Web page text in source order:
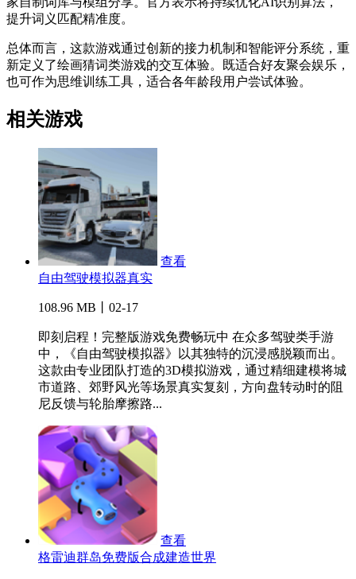
提升词义匹配精准度。
总体而言，这款游戏通过创新的接力机制和智能评分系统，重
新定义了绘画猜词类游戏的交互体验。既适合好友聚会娱乐，
也可作为思维训练工具，适合各年龄段用户尝试体验。
相关游戏
查看
自由驾驶模拟器真实
108.96 MB丨02-17
即刻启程！完整版游戏免费畅玩中 在众多驾驶类手游
中，《自由驾驶模拟器》以其独特的沉浸感脱颖而出。
这款由专业团队打造的3D模拟游戏，通过精细建模将城
市道路、郊野风光等场景真实复刻，方向盘转动时的阻
尼反馈与轮胎摩擦路...
查看
格雷迪群岛免费版合成建造世界